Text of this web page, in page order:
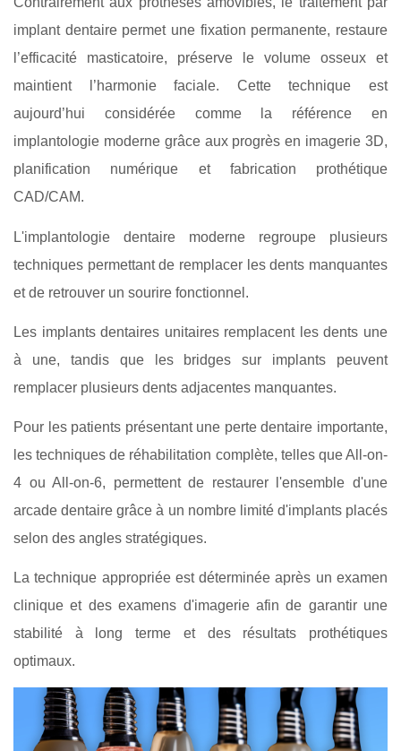
implant dentaire permet une fixation permanente, restaure
l’efficacité masticatoire, préserve le volume osseux et
maintient l’harmonie faciale. Cette technique est
aujourd’hui considérée comme la référence en
implantologie moderne grâce aux progrès en imagerie 3D,
planification numérique et fabrication prothétique
CAD/CAM.
L'implantologie dentaire moderne regroupe plusieurs
techniques permettant de remplacer les dents manquantes
et de retrouver un sourire fonctionnel.
Les implants dentaires unitaires remplacent les dents une
à une, tandis que les bridges sur implants peuvent
remplacer plusieurs dents adjacentes manquantes.
Pour les patients présentant une perte dentaire importante,
les techniques de réhabilitation complète, telles que All-on-
4 ou All-on-6, permettent de restaurer l'ensemble d'une
arcade dentaire grâce à un nombre limité d'implants placés
selon des angles stratégiques.
La technique appropriée est déterminée après un examen
clinique et des examens d'imagerie afin de garantir une
stabilité à long terme et des résultats prothétiques
optimaux.